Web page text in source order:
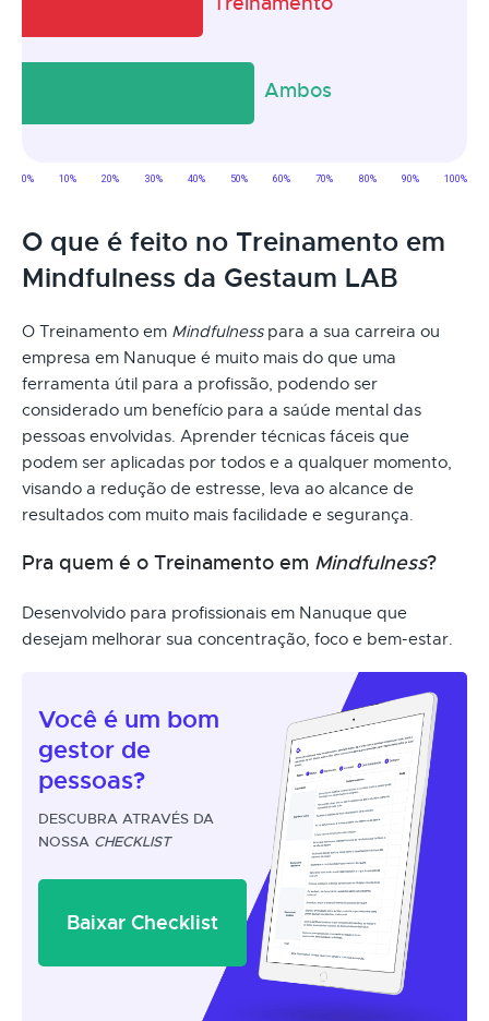
O que é feito no Treinamento em
Mindfulness da Gestaum LAB
O Treinamento em Mindfulnesspara a sua carreira ou
empresa em Nanuque é muito mais do que uma
ferramenta útil para a profissão, podendo ser
considerado um benefício para a saúde mental das
pessoas envolvidas. Aprender técnicas fáceis que
podem ser aplicadas por todos e a qualquer momento,
visando a redução de estresse, leva ao alcance de
resultados com muito mais facilidade e segurança.
Pra quem é o Treinamento em Mindfulness?
Desenvolvido para profissionais em Nanuque que
desejam melhorar sua concentração, foco e bem-estar.
Você é um bom
gestor de
pessoas?
DESCUBRA ATRAVÉS DA
NOSSA CHECKLIST
Baixar Checklist